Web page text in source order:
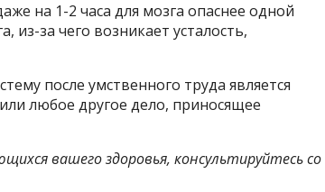
на 1-2 часа для мозга опаснее одной
из-за чего возникает усталость,
после умственного труда является
любое другое дело, приносящее
вашего здоровья, консультируйтесь со